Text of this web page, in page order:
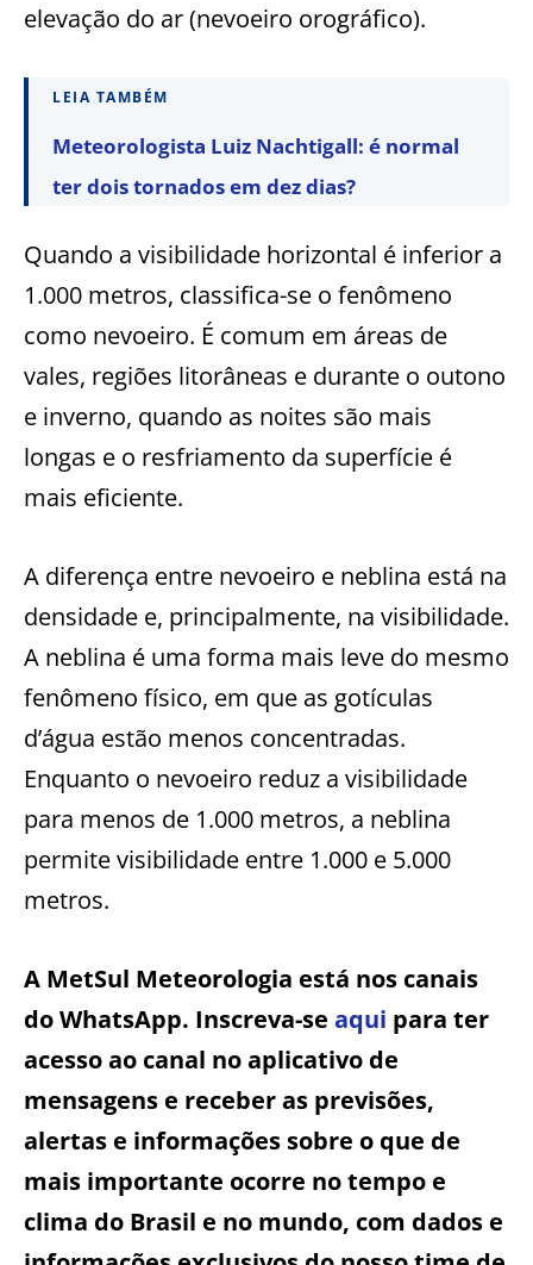
elevação do ar (nevoeiro orográfico).
LEIA TAMBÉM
Meteorologista Luiz Nachtigall: é normal
ter dois tornados em dez dias?
Quando a visibilidade horizontal é inferior a
1.000 metros, classifica-se o fenômeno
como nevoeiro. É comum em áreas de
vales, regiões litorâneas e durante o outono
e inverno, quando as noites são mais
longas e o resfriamento da superfície é
mais eficiente.
A diferença entre nevoeiro e neblina está na
densidade e, principalmente, na visibilidade.
A neblina é uma forma mais leve do mesmo
fenômeno físico, em que as gotículas
d’água estão menos concentradas.
Enquanto o nevoeiro reduz a visibilidade
para menos de 1.000 metros, a neblina
permite visibilidade entre 1.000 e 5.000
metros.
A MetSul Meteorologia está nos canais
do WhatsApp. Inscreva-se aqui para ter
acesso ao canal no aplicativo de
mensagens e receber as previsões,
alertas e informações sobre o que de
mais importante ocorre no tempo e
clima do Brasil e no mundo, com dados e